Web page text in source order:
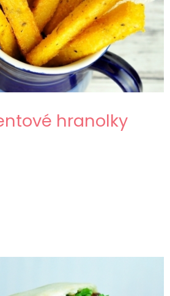
hranolky